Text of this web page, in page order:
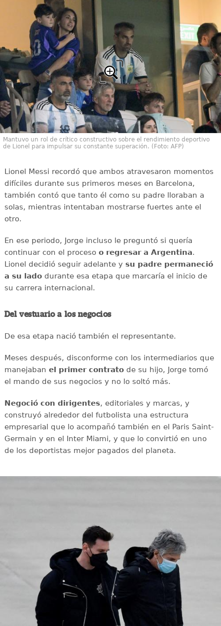
Mantuvo un rol de crítico constructivo sobre el rendimiento deportivo
de Lionel para impulsar su constante superación. (Foto: AFP)
Lionel Messi recordó que ambos atravesaron momentos
difíciles durante sus primeros meses en Barcelona,
también contó que tanto él como su padre lloraban a
solas, mientras intentaban mostrarse fuertes ante el
otro.
En ese periodo, Jorge incluso le preguntó si quería
continuar con el proceso o regresar a Argentina.
Lionel decidió seguir adelante y su padre permaneció
a su ladodurante esa etapa que marcaría el inicio de
su carrera internacional.
Del vestuario a los negocios
De esa etapa nació también el representante.
Meses después, disconforme con los intermediarios que
manejaban el primer contratode su hijo, Jorge tomó
el mando de sus negocios y no lo soltó más.
Negoció con dirigentes, editoriales y marcas, y
construyó alrededor del futbolista una estructura
empresarial que lo acompañó también en el Paris Saint-
Germain y en el Inter Miami, y que lo convirtió en uno
de los deportistas mejor pagados del planeta.